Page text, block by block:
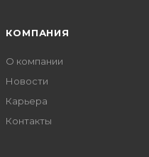
КОМПАНИЯ
О компании
Новости
Карьера
Контакты